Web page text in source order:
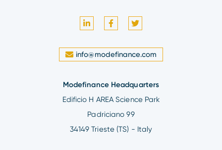
info@modefinance.com
Modefinance Headquarters
Edificio H AREA Science Park
Padriciano 99
34149 Trieste (TS) - Italy